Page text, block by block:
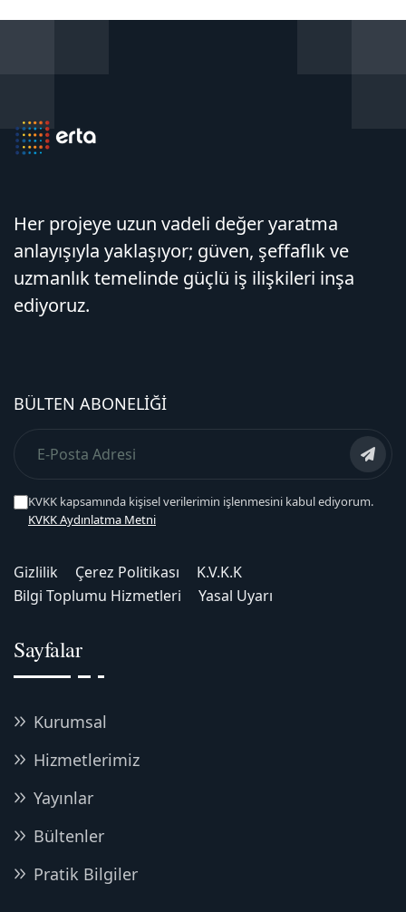
Her projeye uzun vadeli değer yaratma
anlayışıyla yaklaşıyor; güven, şeffaflık ve
uzmanlık temelinde güçlü iş ilişkileri inşa
ediyoruz.
BÜLTEN ABONELIĞI
KVKK kapsamında kişisel verilerimin işlenmesini kabul ediyorum.
KVKK Aydınlatma Metni
Gizlilik Çerez Politikası
K.V.K.K
Bilgi Toplumu Hizmetleri
Yasal Uyarı
Sayfalar
Kurumsal
Hizmetlerimiz
Yayınlar
Bültenler
Pratik Bilgiler